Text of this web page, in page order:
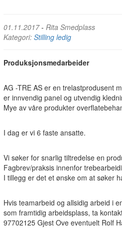
01.11.2017- Rita Smedplass
Kategori: Stilling ledig
Produksjonsmedarbeider
AG -TRE AS er en trelastprodusent
er innvendig panel og utvendig
Mye av våre produkter
I dag er vi 6 faste ansatte.
Vi søker for snarlig tiltredelse en
Fagbrev/praksis innenfor
I tillegg er det et ønske om at søker
Hvis teamarbeid og allsidig arbeid i
som framtidig arbeidsplass, ta
97702125 Gjest Ove eventuelt Rolf